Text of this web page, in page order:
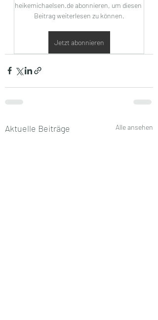
heikemichaelsen.de abonnieren, um diesen
Beitrag weiterlesen zu können.
Jetzt abonnieren
Aktuelle Beiträge Alle ansehen